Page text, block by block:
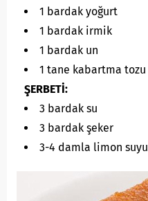
1 bardak yoğurt
1 bardak irmik
1 bardak un
1 tane kabartma tozu
ŞERBETİ:
3 bardak su
3 bardak şeker
3-4 damla limon suyu